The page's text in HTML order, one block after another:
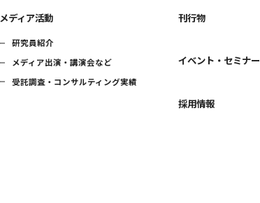
メディア活動
研究員紹介
メディア出演・講演会など
受託調査・コンサルティング実績
刊行物
イベント・セミナー
採用情報